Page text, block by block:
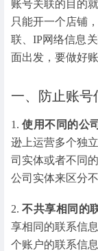
账号关联的目的
只能开一个店铺
联、IP网络信息
面出发，要做好账
一、防止账号
1.使用不同的公
逊上运营多个独
司实体或者不同
公司实体来区分
2.不共享相同的
享相同的联系信
个账户的联系信